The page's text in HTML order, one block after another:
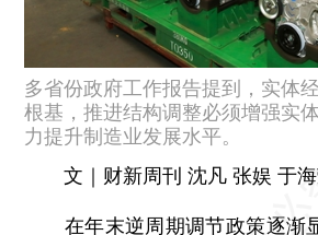
多省份政府工作报告提到，实体
根基，推进结构调整必须增强实
力提升制造业发展水平。
文｜财新周刊 沈凡 张娱 于
在年末逆周期调节政策逐渐